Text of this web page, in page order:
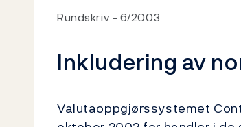
Rundskriv 6/2003
Inkludering av
Valutaoppgjørssystemet